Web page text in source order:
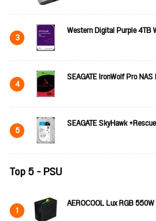
3 Western Digital Purple 4TB
4 SEAGATE IronWolf Pro
5 SEAGATE SkyHawk
Top 5 - PSU
1 AEROCOOL Lux RGB 550W